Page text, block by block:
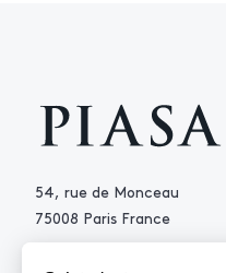
54, rue de Monceau
75008 Paris France